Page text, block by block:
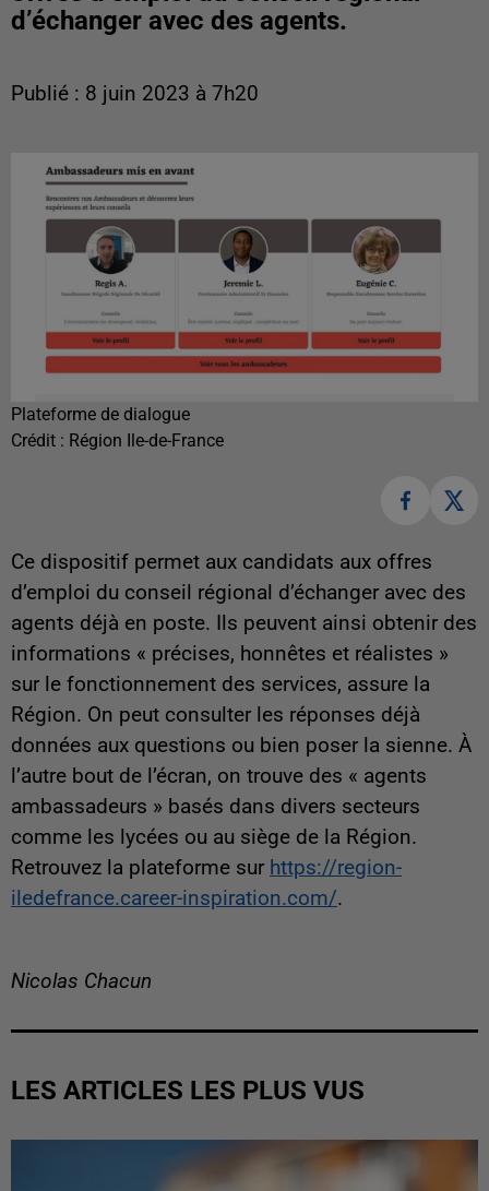
d’échanger avec des agents.
Publié : 8 juin 2023 à 7h20
Plateforme de dialogue
Crédit : Région Ile-de-France
Ce dispositif permet aux candidats aux offres
d’emploi du conseil régional d’échanger avec des
agents déjà en poste. Ils peuvent ainsi obtenir des
informations « précises, honnêtes et réalistes »
sur le fonctionnement des services, assure la
Région. On peut consulter les réponses déjà
données aux questions ou bien poser la sienne. À
l’autre bout de l’écran, on trouve des « agents
ambassadeurs » basés dans divers secteurs
comme les lycées ou au siège de la Région.
Retrouvez la plateforme sur https://region-
iledefrance.career-inspiration.com/.
Nicolas Chacun
LES ARTICLES LES PLUS VUS